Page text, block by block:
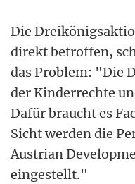
Die
direkt betroffen,
das Problem: "Die
der Kinderrechte
Dafür braucht es
Sicht werden die
Austrian
eingestellt."